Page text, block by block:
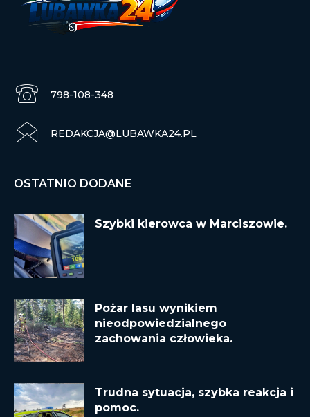
798-108-348
REDAKCJA@LUBAWKA24.PL
OSTATNIO DODANE
Szybki kierowca w Marciszowie.
Pożar lasu wynikiem
nieodpowiedzialnego
zachowania człowieka.
Trudna sytuacja, szybka reakcja i
pomoc.